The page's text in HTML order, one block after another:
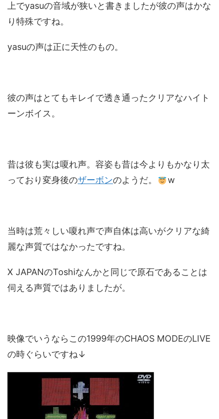
上でyasuの音域が狭いと書きましたが彼の声はかな
り特殊ですね。
yasuの声は正に天性のもの。
彼の声はとてもキレイで透き通ったクリアなハイト
ーンボイス。
昔は彼も実は嗄れ声。容姿も昔は今よりもかなり太
っており変身後のザーボンのようだ。 w
当時は荒々しい嗄れ声で声自体は高いがクリアな綺
麗な声質ではなかったですね。
X JAPANのToshiなんかと同じで原石であることは
伺える声質ではありましたが。
映像でいうならこの1999年のCHAOS MODEのLIVE
の時ぐらいですね↓